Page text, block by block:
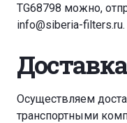
TG68798 можно,
info@siberia-filters.ru.
Осуществляем
транспортными